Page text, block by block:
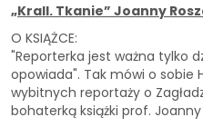
„Krall. Tkanie” Joanny
O KSIĄŻCE:
"Reporterka jest ważna tylko
opowiada". Tak mówi o sobie
wybitnych reportaży o
bohaterką książki prof. Joanny